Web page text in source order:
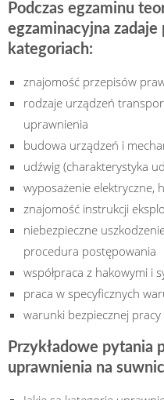
Podczas egzaminu
egzaminacyjna
kategoriach:
znajomość przepisów
rodzaje urządzeń
uprawnienia
budowa urządzeń i
udźwig (charakterystyka
wyposażenie elektryczne,
znajomość instrukcji
niebezpieczne
procedura postępowania
współpraca z hakowymi i
praca w specyficznych
warunki bezpiecznej
Przykładowe pytania
uprawnienia na